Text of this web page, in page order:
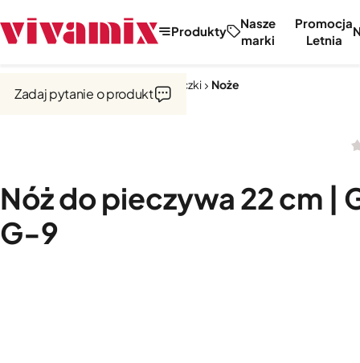
Produkty
Nasze
marki
Promocja
Letnia
Noże, tarki, obieraczki Noże
Nóż do pieczywa 22 cm |
G-9
Zadaj pytanie o produkt